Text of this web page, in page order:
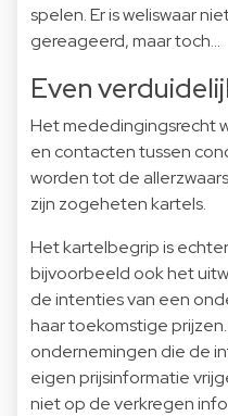
spelen. Er is weliswaar
gereageerd, maar toch...
Even
Het mededingingsrecht
en contacten tussen
worden tot de
zijn zogeheten kartels.
Het kartelbegrip is
bijvoorbeeld ook het
de intenties van een
haar toekomstige
ondernemingen die de
eigen prijsinformatie
niet op de verkregen